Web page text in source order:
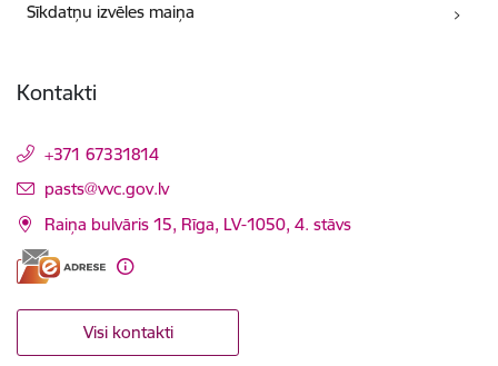
Sīkdatņu izvēles maiņa
Kontakti
+371 67331814
E-pasts:
pasts@vvc.gov.lv
Raiņa bulvāris 15, Rīga, LV-1050, 4. stāvs
Visi kontakti